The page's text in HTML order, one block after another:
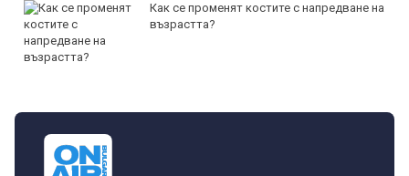
Как се променят костите с напредване на
възрастта?